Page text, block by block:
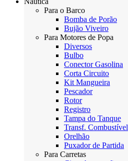
Para o Barco
Bomba de Porão
Bujão Viveiro
Para Motores de Popa
Diversos
Bulbo
Conector Gasolina
Corta Circuito
Kit Mangueira
Pescador
Rotor
Registro
Tampa do Tanque
Transf. Combustível
Orelhão
Puxador de Partida
Para Carretas